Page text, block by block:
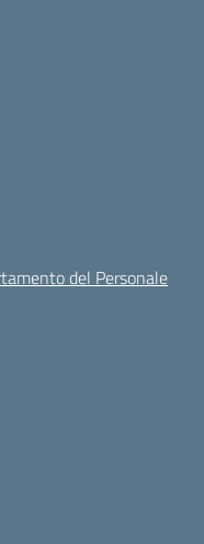
del Personale